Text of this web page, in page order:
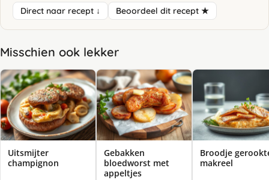
Direct naar recept ↓ Beoordeel dit recept ★
Misschien ook lekker
Uitsmijter
champignon
Gebakken
bloedworst met
appeltjes
Broodje
makreel